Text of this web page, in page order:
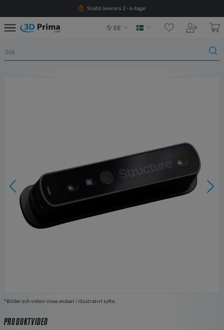
Snabb leverans 2 - 6 dagar
SE
*Bilder och videor visas endast i illustrativt syfte.
PRODUKTVIDEO